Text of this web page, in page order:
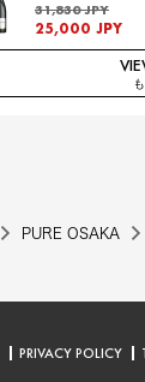
31,830 JPY
25,000 JPY
PURE OSAKA
PRIVACY POLICY